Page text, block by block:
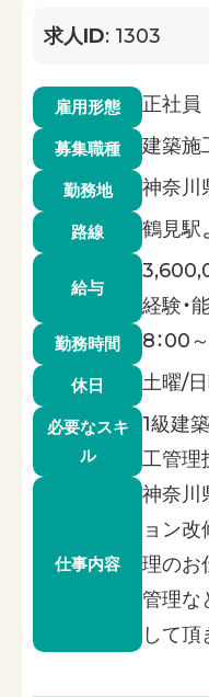
求人ID: 1303
雇用形態 正社員
募集職種 建築施
勤務地 神奈川
路線 鶴見駅
給与
経験・
勤務時間 8：00
休日 土曜/
必要なスキ
ル
1級建
工管理
仕事内容
神奈川
ョン
理のお
管理な
して頂